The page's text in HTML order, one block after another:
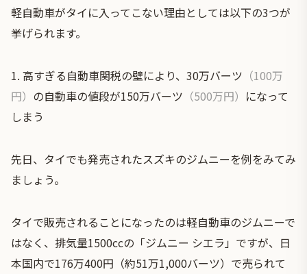
軽自動車がタイに入ってこない理由としては以下の3つが
挙げられます。
1. 高すぎる自動車関税の壁により、30万バーツ （100万
円） の自動車の値段が150万バーツ （500万円） になって
しまう
先日、タイでも発売されたスズキのジムニーを例をみてみ
ましょう。
タイで販売されることになったのは軽自動車のジムニーで
はなく、排気量1500ccの「ジムニー シエラ」ですが、日
本国内で176万400円（約51万1,000バーツ）で売られて